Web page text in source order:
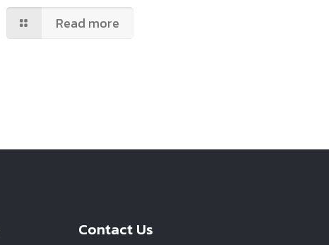
Read more
Contact Us